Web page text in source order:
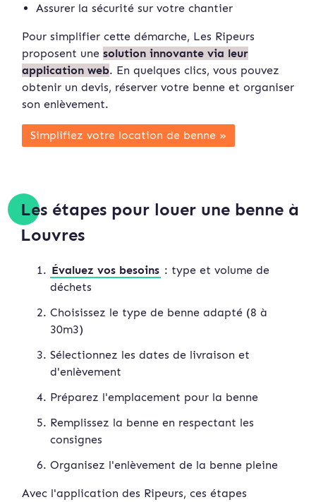
Assurer la sécurité sur votre chantier
Pour simplifier cette démarche, Les Ripeurs
proposent unesolution innovante via leur
application web. En quelques clics, vous pouvez
obtenir un devis, réserver votre benne et organiser
son enlèvement.
Simplifiez votre location de benne »
Les étapes pour louer une benne à
Louvres
Évaluez vos besoins : type et volume de
déchets
Choisissez le type de benne adapté (8 à
30m3)
Sélectionnez les dates de livraison et
d'enlèvement
Préparez l'emplacement pour la benne
Remplissez la benne en respectant les
consignes
Organisez l'enlèvement de la benne pleine
Avec l'application des Ripeurs, ces étapes